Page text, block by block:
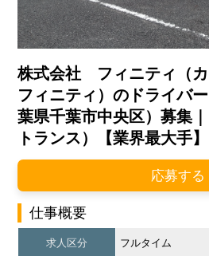
株式会社 フィニティ（
フィニティ）のドライバ
葉県千葉市中央区）募集
トランス）【業界最大手】
応募する
仕事概要
求人区分 フルタイム